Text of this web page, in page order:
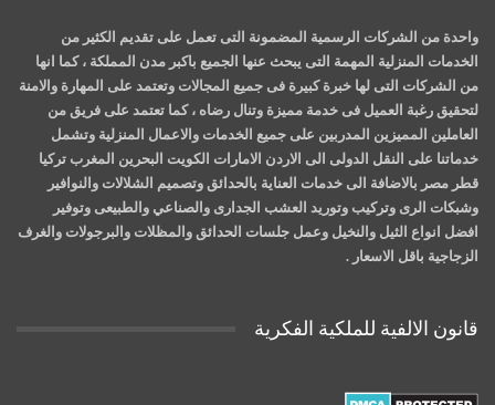
واحدة من الشركات الرسمية المضمونة التى تعمل على تقديم الكثير من
الخدمات المنزلية المهمة التى يبحث عنها الجميع باكبر مدن المملكة ، كما انها
من الشركات التى لها خبرة كبيرة فى جميع المجالات وتعتمد على المهارة والامنة
لتحقيق رغبة العميل فى خدمة مميزة وتنال رضاه ، كما تعتمد على فريق من
العاملين المميزين المدربين على جميع الخدمات والاعمال المنزلية وتشمل
خدماتنا على النقل الدولى الى الاردن الامارات الكويت البحرين المغرب تركيا
قطر مصر بالاضافة الى خدمات العناية بالحدائق وتصميم الشلالات والنوافير
وشبكات الرى وتركيب وتوريد العشب الجدارى والصناعي والطبيعى وتوفير
افضل انواع الثيل والنخيل وعمل جلسات الحدائق والمظلات والبرجولات والغرف
الزجاجية باقل الاسعار .
قانون الالفية للملكية الفكرية